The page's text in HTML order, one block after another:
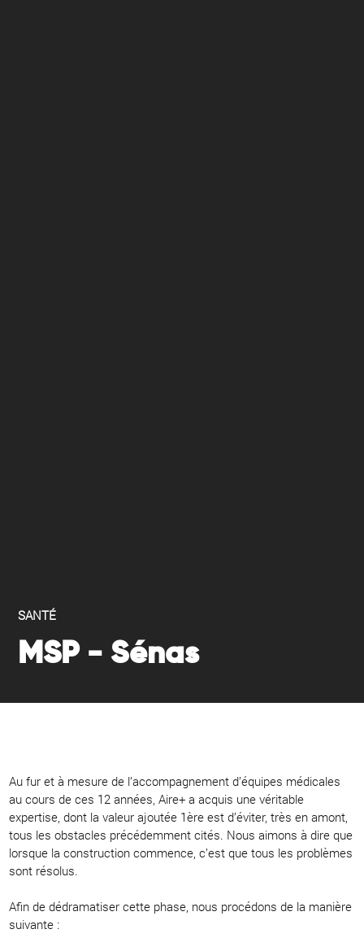
SANTÉ
MSP - Sénas
Au fur et à mesure de l’accompagnement d’équipes médicales
au cours de ces 12 années, Aire+ a acquis une véritable
expertise, dont la valeur ajoutée 1ère est d’éviter, très en amont,
tous les obstacles précédemment cités. Nous aimons à dire que
lorsque la construction commence, c’est que tous les problèmes
sont résolus.
Afin de dédramatiser cette phase, nous procédons de la manière
suivante :